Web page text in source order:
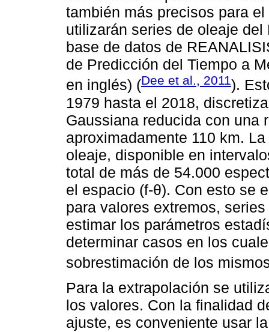
también más precisos para
utilizarán series de oleaje
base de datos de
de Predicción del Tiempo a
en inglés) (Dee et al., 2011).
1979 hasta el 2018,
Gaussiana reducida con una
aproximadamente 110 km.
oleaje, disponible en
total de más de 54.000
el espacio (f-θ). Con esto se
para valores extremos,
estimar los parámetros
determinar casos en los
sobrestimación de los
Para la extrapolación se
los valores. Con la finalidad
ajuste, es conveniente usar